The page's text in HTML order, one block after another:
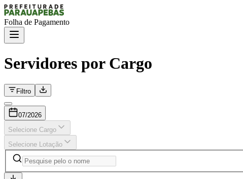
Folha de Pagamento
Servidores por Cargo
Filtro
07/2026
Selecione Cargo
Selecione Lotação